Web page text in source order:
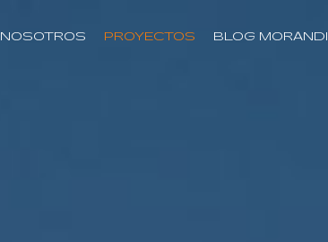
NOSOTROS PROYECTOS BLOG MORANDI